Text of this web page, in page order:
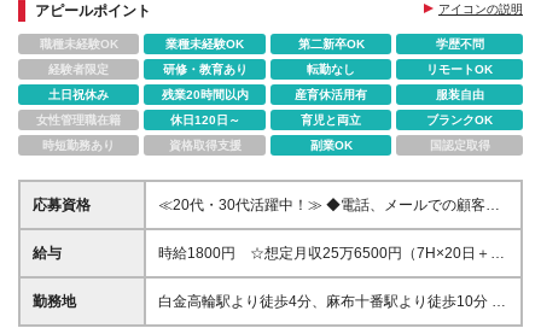
アピールポイント アイコンの説明
職種未経験OK 業種未経験OK 第二新卒OK
学歴不問
経験者限定
研修・教育あり 転勤なし
リモートOK
土日祝休み
残業20時間以内 産育休活用有
服装自由
女性管理職在籍
休日120日～ 育児と両立
ブランクOK
時短勤務あり
資格取得支援 副業OK 国認定取得
応募資格
≪20代・30代活躍中！≫ ◆電話、メールでの顧客対
応経験 ※ブランクがある方やこれまでのご経験に自信
がない方も、まずはお気軽にご応募ください！ ※ご経
ムーズです！
給与
時給1800円 ☆想定月収25万6500円（7H×20日＋残
業2.5H） ※交通費全額支給 ※在宅日数に応じて、在
宅勤務手当あり
勤務地
白金高輪駅より徒歩4分、麻布十番駅より徒歩10分 ▼
服装：私服 ▼働き方：基本フルリモート ※就業初日